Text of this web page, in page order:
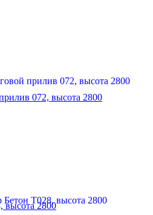
072, высота 2800
высота 2800